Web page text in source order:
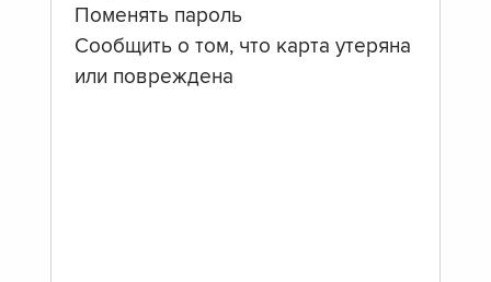
Поменять пароль
Сообщить о том, что карта утеряна
или повреждена